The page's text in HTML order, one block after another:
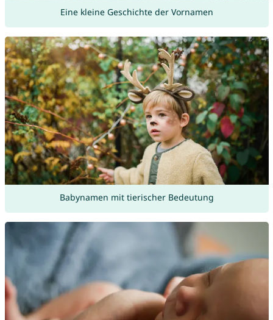
Eine kleine Geschichte der Vornamen
Babynamen mit tierischer Bedeutung